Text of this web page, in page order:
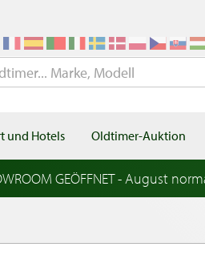
und Hotels Oldtimer-Auktion
GEÖFFNET - August